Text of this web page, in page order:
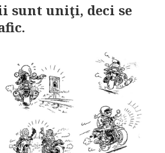
sunt uniţi, deci se